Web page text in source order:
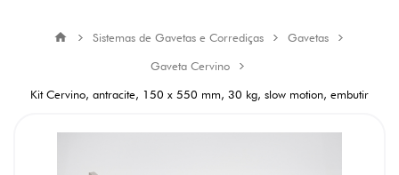
Sistemas de Gavetas e Corrediças
Gavetas
Gaveta Cervino
Kit Cervino, antracite, 150 x 550 mm, 30 kg, slow motion, embutir